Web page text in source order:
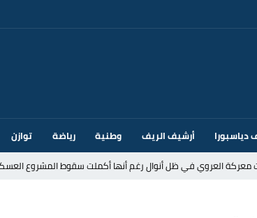
دياسبورا أرشيف الريف وطنية رياضة توازن
معركة العروي في ظل أنوال رغم أنها أكملت سقوط المشروع
بسبب الضوابط الحدودية في فضاء شنغن